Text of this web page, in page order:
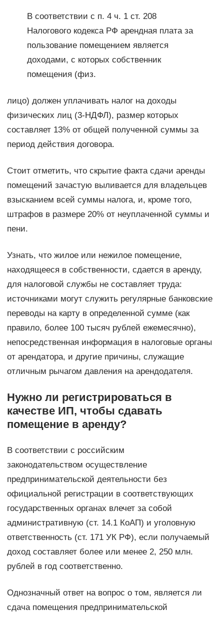
В соответствии с п. 4 ч. 1 ст. 208
Налогового кодекса РФ арендная плата за
пользование помещением является
доходами, с которых собственник
помещения (физ.
лицо) должен уплачивать налог на доходы
физических лиц (3-НДФЛ), размер которых
составляет 13% от общей полученной суммы за
период действия договора.
Стоит отметить, что скрытие факта сдачи аренды
помещений зачастую выливается для владельцев
взысканием всей суммы налога, и, кроме того,
штрафов в размере 20% от неуплаченной суммы и
пени.
Узнать, что жилое или нежилое помещение,
находящееся в собственности, сдается в аренду,
для налоговой службы не составляет труда:
источниками могут служить регулярные банковские
переводы на карту в определенной сумме (как
правило, более 100 тысяч рублей ежемесячно),
непосредственная информация в налоговые органы
от арендатора, и другие причины, служащие
отличным рычагом давления на арендодателя.
Нужно ли регистрироваться в
качестве ИП, чтобы сдавать
помещение в аренду?
В соответствии с российским
законодательством осуществление
предпринимательской деятельности без
официальной регистрации в соответствующих
государственных органах влечет за собой
административную (ст. 14.1 КоАП) и уголовную
ответственность (ст. 171 УК РФ), если получаемый
доход составляет более или менее 2, 250 млн.
рублей в год соответственно.
Однозначный ответ на вопрос о том, является ли
сдача помещения предпринимательской